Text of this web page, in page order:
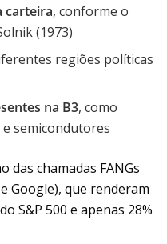
carteira, conforme o
(1973)
regiões políticas
na B3, como
semicondutores
das chamadas FANGs
Google), que renderam
S&P 500 e apenas 28%